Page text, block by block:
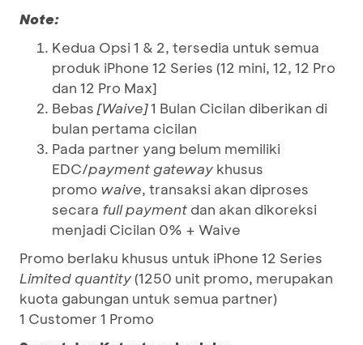
Note:
Kedua Opsi 1 & 2, tersedia untuk semua
produk iPhone 12 Series (12 mini, 12, 12 Pro
dan 12 Pro Max]
Bebas [Waive]1 Bulan Cicilan diberikan di
bulan pertama cicilan
Pada partner yang belum memiliki
EDC/payment gateway khusus
promo waive, transaksi akan diproses
secara full payment dan akan dikoreksi
menjadi Cicilan 0% + Waive
Promo berlaku khusus untuk iPhone 12 Series
Limited quantity(1250 unit promo, merupakan
kuota gabungan untuk semua partner)
1 Customer 1 Promo